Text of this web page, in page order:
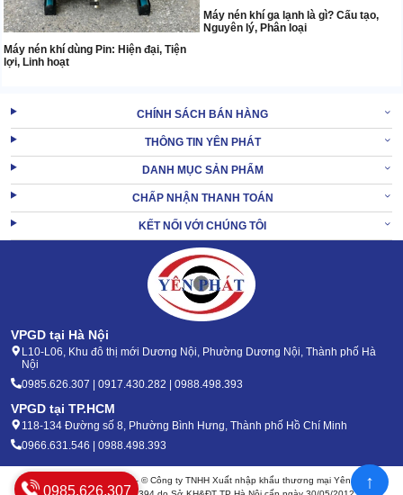
Máy nén khí dùng Pin: Hiện đại, Tiện
lợi, Linh hoạt
Máy nén khí ga lạnh là gì? Cấu tạo,
Nguyên lý, Phân loại
CHÍNH SÁCH BÁN HÀNG
THÔNG TIN YÊN PHÁT
DANH MỤC SẢN PHẨM
CHẤP NHẬN THANH TOÁN
KẾT NỐI VỚI CHÚNG TÔI
VPGD tại Hà Nội
L10-L06, Khu đô thị mới Dương Nội, Phường Dương Nội, Thành phố Hà
Nội
0985.626.307 | 0917.430.282 | 0988.498.393
VPGD tại TP.HCM
118-134 Đường số 8, Phường Bình Hưng, Thành phố Hồ Chí Minh
0966.631.546 | 0988.498.393
Bản quyền 2020 - 2026 – © Công ty TNHH Xuất nhập khẩu thương mại Yên Phát
0985.626.307 ↑